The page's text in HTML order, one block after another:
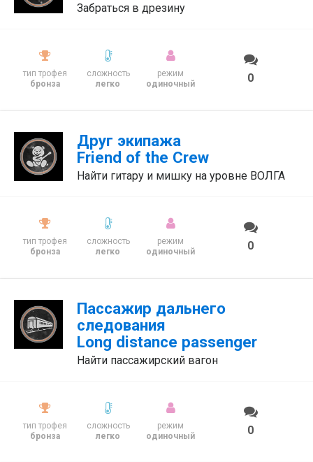
Забраться в дрезину
тип трофея
бронза
сложность
легко
режим
одиночный
0
Друг экипажа
Friend of the Crew
Найти гитару и мишку на уровне ВОЛГА
тип трофея
бронза
сложность
легко
режим
одиночный
0
Пассажир дальнего
следования
Long distance passenger
Найти пассажирский вагон
тип трофея
бронза
сложность
легко
режим
одиночный
0